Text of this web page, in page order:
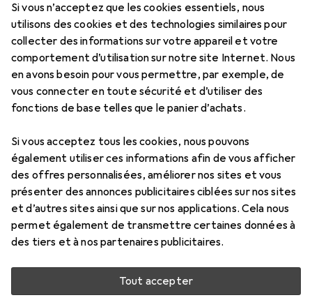
Si vous n’acceptez que les cookies essentiels, nous
utilisons des cookies et des technologies similaires pour
collecter des informations sur votre appareil et votre
comportement d’utilisation sur notre site Internet. Nous
en avons besoin pour vous permettre, par exemple, de
vous connecter en toute sécurité et d’utiliser des
fonctions de base telles que le panier d’achats.
Si vous acceptez tous les cookies, nous pouvons
également utiliser ces informations afin de vous afficher
des offres personnalisées, améliorer nos sites et vous
présenter des annonces publicitaires ciblées sur nos sites
et d’autres sites ainsi que sur nos applications. Cela nous
permet également de transmettre certaines données à
des tiers et à nos partenaires publicitaires.
Tout accepter
4 images
REMISE QUANTITATIVE
Adaptateur Audio Stéréo
USB
USB
Prix en EUR TVA incl.
EUR
14,31
Évaluations Marque
Plus de produits StarTech
Livré entre mer, 19/8 et ven, 21/8